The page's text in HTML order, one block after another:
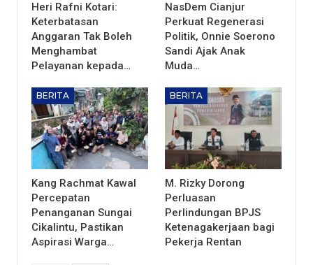
Heri Rafni Kotari:
Keterbatasan
Anggaran Tak Boleh
Menghambat
Pelayanan kepada…
NasDem Cianjur
Perkuat Regenerasi
Politik, Onnie Soerono
Sandi Ajak Anak
Muda…
BERITA
Kang Rachmat Kawal
Percepatan
Penanganan Sungai
Cikalintu, Pastikan
Aspirasi Warga…
BERITA
M. Rizky Dorong
Perluasan
Perlindungan BPJS
Ketenagakerjaan bagi
Pekerja Rentan